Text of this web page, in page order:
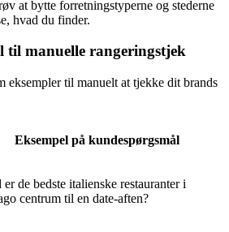
at bytte forretningstyperne og stederne
hvad du finder.
til manuelle rangeringstjek
eksempler til manuelt at tjekke dit brands
Eksempel på kundespørgsmål
de bedste italienske restauranter i
centrum til en date-aften?